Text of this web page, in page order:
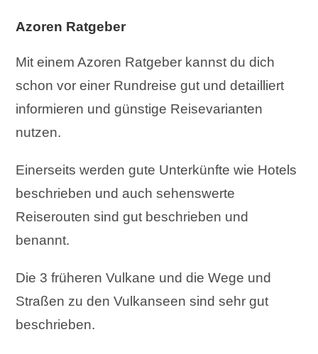
Azoren Ratgeber
Mit einem Azoren Ratgeber kannst du dich
schon vor einer Rundreise gut und detailliert
informieren und günstige Reisevarianten
nutzen.
Einerseits werden gute Unterkünfte wie Hotels
beschrieben und auch sehenswerte
Reiserouten sind gut beschrieben und
benannt.
Die 3 früheren Vulkane und die Wege und
Straßen zu den Vulkanseen sind sehr gut
beschrieben.